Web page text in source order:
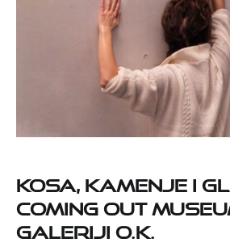
Kosa, kamenje i
Coming Out
Galeriji O.K.